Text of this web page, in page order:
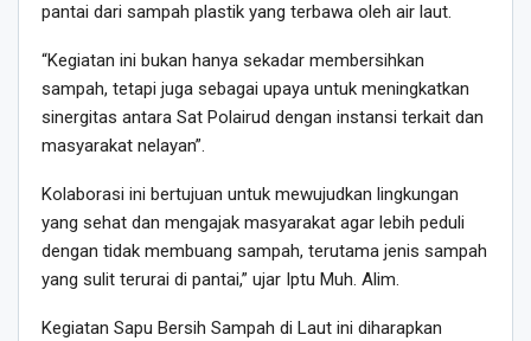
pantai dari sampah plastik yang terbawa oleh air laut.
“Kegiatan ini bukan hanya sekadar membersihkan
sampah, tetapi juga sebagai upaya untuk meningkatkan
sinergitas antara Sat Polairud dengan instansi terkait dan
masyarakat nelayan”.
Kolaborasi ini bertujuan untuk mewujudkan lingkungan
yang sehat dan mengajak masyarakat agar lebih peduli
dengan tidak membuang sampah, terutama jenis sampah
yang sulit terurai di pantai,” ujar Iptu Muh. Alim.
Kegiatan Sapu Bersih Sampah di Laut ini diharapkan